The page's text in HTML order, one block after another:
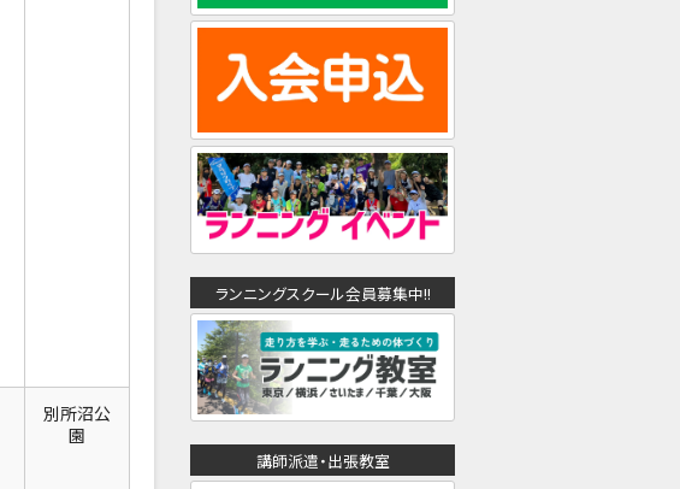
別所沼公
園
ランニングスクール会員募集中!!
講師派遣・出張教室